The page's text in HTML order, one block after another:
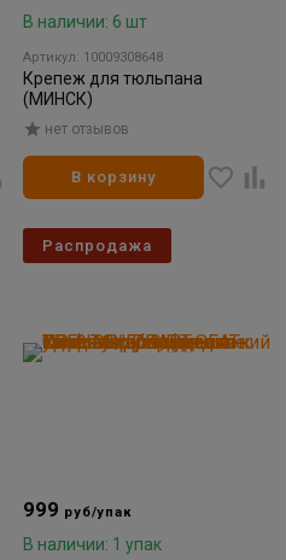
В наличии: 6 шт
Артикул: 10009308648
Крепеж для тюльпана
(МИНСК)
нет отзывов
В корзину
999 руб/упак
В наличии: 1 упак
Распродажа